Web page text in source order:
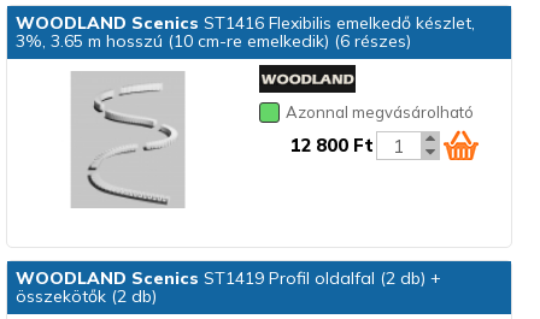
WOODLAND Scenics ST1416 Flexibilis emelkedő készlet,
3%, 3.65 m hosszú (10 cm-re emelkedik) (6 részes)
Azonnal megvásárolható
12 800 Ft
WOODLAND Scenics ST1419 Profil oldalfal (2 db) +
összekötők (2 db)